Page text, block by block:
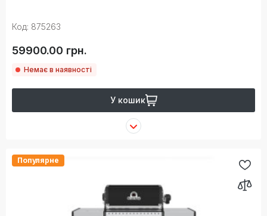
Код: 875263
59900.00 грн.
Немає в наявності
У кошик
Популярне